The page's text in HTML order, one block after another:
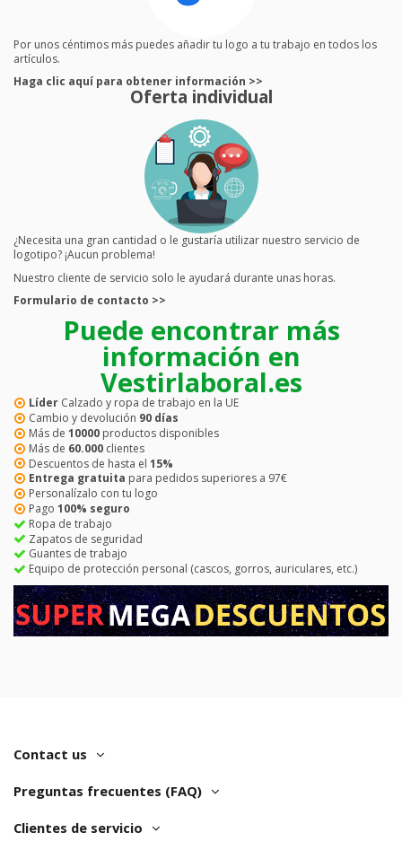
Por unos céntimos más puedes añadir tu logo a tu trabajo en todos los
artículos.
Haga clic aquí para obtener información >>
Oferta individual
¿Necesita una gran cantidad o le gustaría utilizar nuestro servicio de
logotipo? ¡Aucun problema!
Nuestro cliente de servicio solo le ayudará durante unas horas.
Formulario de contacto >>
Puede encontrar más
información en
Vestirlaboral.es
Líder Calzado y ropa de trabajo en la UE
Cambio y devolución 90 días
Más de 10000 productos disponibles
Más de 60.000 clientes
Descuentos de hasta el 15%
Entrega gratuita para pedidos superiores a 97€
Personalízalo con tu logo
Pago 100% seguro
Ropa de trabajo
Zapatos de seguridad
Guantes de trabajo
Equipo de protección personal (cascos, gorros, auriculares, etc.)
Contact us
Preguntas frecuentes (FAQ)
Clientes de servicio